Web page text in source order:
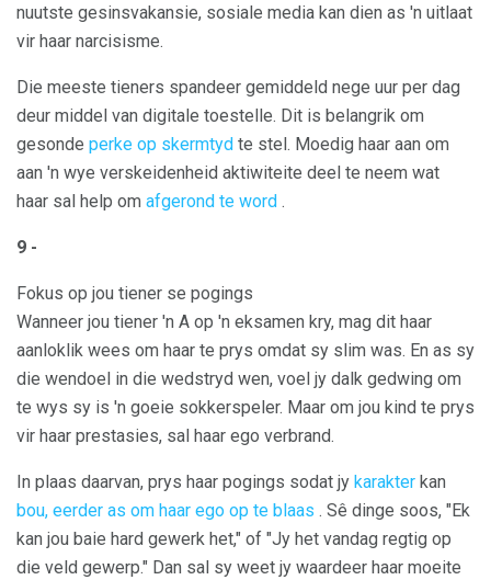
nuutste gesinsvakansie, sosiale media kan dien as 'n uitlaat
vir haar narcisisme.
Die meeste tieners spandeer gemiddeld nege uur per dag
deur middel van digitale toestelle. Dit is belangrik om
gesonde perke op skermtyd te stel. Moedig haar aan om
aan 'n wye verskeidenheid aktiwiteite deel te neem wat
haar sal help om afgerond te word .
9 -
Fokus op jou tiener se pogings
Wanneer jou tiener 'n A op 'n eksamen kry, mag dit haar
aanloklik wees om haar te prys omdat sy slim was. En as sy
die wendoel in die wedstryd wen, voel jy dalk gedwing om
te wys sy is 'n goeie sokkerspeler. Maar om jou kind te prys
vir haar prestasies, sal haar ego verbrand.
In plaas daarvan, prys haar pogings sodat jy karakter kan
bou, eerder as om haar ego op te blaas . Sê dinge soos, "Ek
kan jou baie hard gewerk het," of "Jy het vandag regtig op
die veld gewerp." Dan sal sy weet jy waardeer haar moeite